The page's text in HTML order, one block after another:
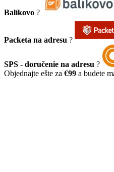
Balíkovo ?
Packeta na adresu ?
SPS - doručenie na adresu ?
Objednajte ešte za €99 a budete